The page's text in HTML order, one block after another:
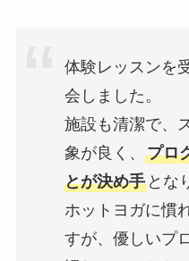
体験レッスンを
会しました。
施設も清潔で、
象が良く、 プロ
とが決め手とな
ホットヨガに慣
すが、優しいプ